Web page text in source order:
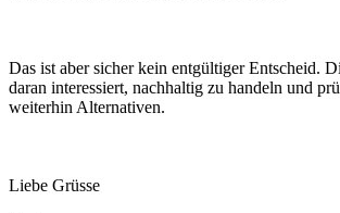
Das ist aber sicher kein entgültiger Entscheid.
daran interessiert, nachhaltig zu handeln und
weiterhin Alternativen.
Liebe Grüsse